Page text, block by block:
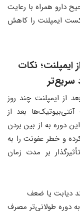
همراه با رعایت
ایمپلنت را کاهش
نکات
سریع‌تر
از ایمپلنت چند روز
بعد از
بین ۷ تا ۱۰ روز است. این دوره به از بین بردن
و خطر عفونت را به
بر مدت زمان
دیابت یا ضعف
دوره طولانی‌تر مصرف